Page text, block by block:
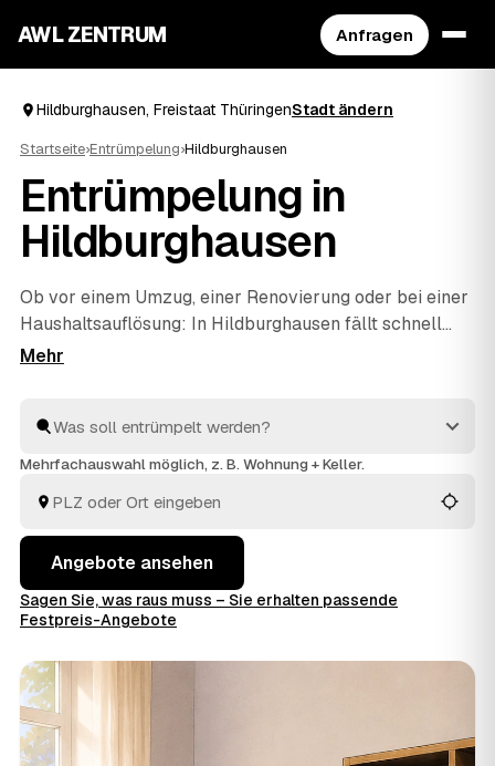
AWL ZENTRUM Anfragen
Hildburghausen, Freistaat ThüringenStadt ändern
Startseite›Entrümpelung›Hildburghausen
Entrümpelung in
Hildburghausen
Ob vor einem Umzug, einer Renovierung oder bei einer
Haushaltsauflösung: In Hildburghausen fällt schnell
mehr Hausrat an, als man allein wegbekommt. Über
Angebote von geprüften Betrieben rund um
Hildburghausen bisBad Rodachund Themar
müssen keine Preise im Voraus raten.
Mehrfachauswahl möglich, z. B. Wohnung + Keller.
Angebote ansehen
Sagen Sie, was raus muss – Sie erhalten passende
Festpreis-Angebote